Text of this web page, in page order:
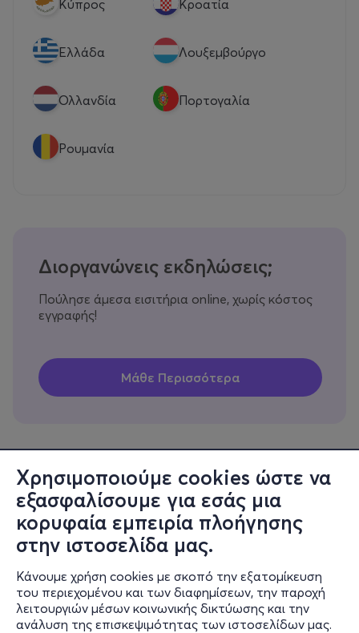
Χρησιμοποιούμε cookies ώστε να
εξασφαλίσουμε για εσάς μια
κορυφαία εμπειρία πλοήγησης
στην ιστοσελίδα μας.
Κάνουμε χρήση cookies με σκοπό την εξατομίκευση
του περιεχομένου και των διαφημίσεων, την παροχή
λειτουργιών μέσων κοινωνικής δικτύωσης και την
ανάλυση της επισκεψιμότητας των ιστοσελίδων μας.
Κύπρος Κροατία
Eλλάδα Λουξεμβούργο
Ολλανδία Πορτογαλία
Ρουμανία
Διοργανώνεις εκδηλώσεις;
Πούλησε άμεσα εισιτήρια online, χωρίς κόστος
εγγραφής!
Πληροφορίες
Υποστήριξη
Stay Connected